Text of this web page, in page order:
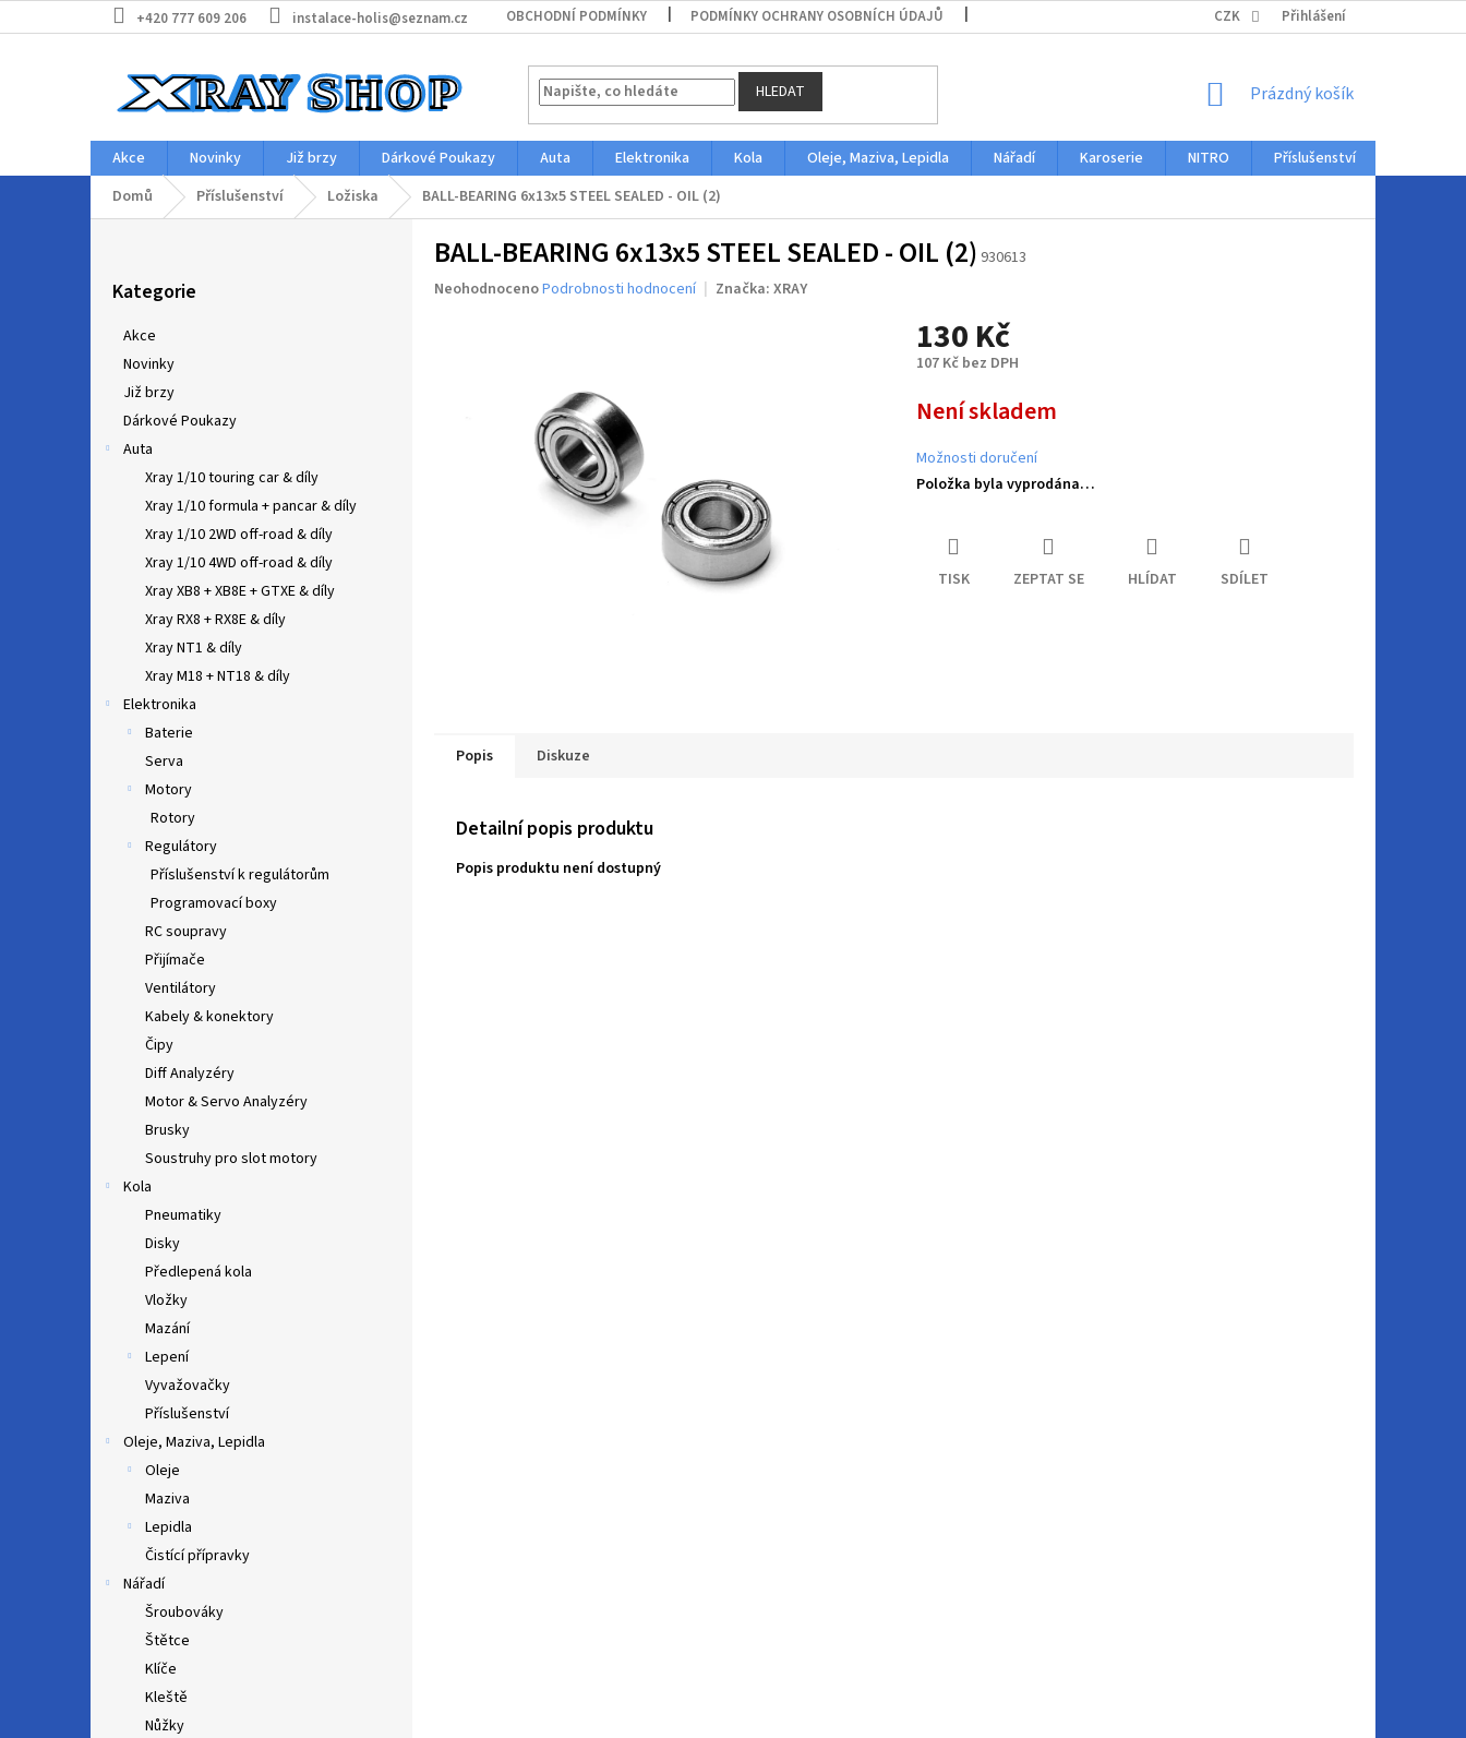
na
+420 777 609 206 instalace-holis@seznam.cz OBCHODNÍ PODMÍNKY PODMÍNKY OCHRANY OSOBNÍCH ÚDAJŮ CZK Přihlášení
HLEDAT
NÁKUPNÍ
Prázdný košík
Akce Novinky Již brzy Dárkové Poukazy Auta Elektronika Kola Oleje, Maziva, Lepidla Nářadí Karoserie NITRO Příslušenství
Domů
Příslušenství Ložiska BALL-BEARING 6x13x5 STEEL SEALED - OIL (2)
kategorie
Kategorie
Akce
Novinky
Již brzy
Dárkové Poukazy
Auta
Xray 1/10 touring car & díly
Xray 1/10 formula + pancar & díly
Xray 1/10 2WD off-road & díly
Xray 1/10 4WD off-road & díly
Xray XB8 + XB8E + GTXE & díly
Xray RX8 + RX8E & díly
Xray NT1 & díly
Xray M18 + NT18 & díly
Elektronika
Baterie
Serva
Motory
Rotory
Regulátory
Příslušenství k regulátorům
Programovací boxy
RC soupravy
Přijímače
Ventilátory
Kabely & konektory
Čipy
Diff Analyzéry
Motor & Servo Analyzéry
Brusky
Soustruhy pro slot motory
Kola
Pneumatiky
Disky
Předlepená kola
Vložky
Mazání
Lepení
Vyvažovačky
Příslušenství
Oleje, Maziva, Lepidla
Oleje
Maziva
Lepidla
Čistící přípravky
Nářadí
Šroubováky
Štětce
Klíče
Kleště
Nůžky
BALL-BEARING 6x13x5 STEEL SEALED - OIL (2) 930613
Průměrné
NeohodnocenoPodrobnosti hodnocení Značka: XRAY
130 Kč
107 Kč bez DPH
cena:
Není skladem
Možnosti doručení
Položka byla vyprodána…
TISK ZEPTAT SE HLÍDAT SDÍLET
Popis Diskuze
Detailní popis produktu
Popis produktu není dostupný